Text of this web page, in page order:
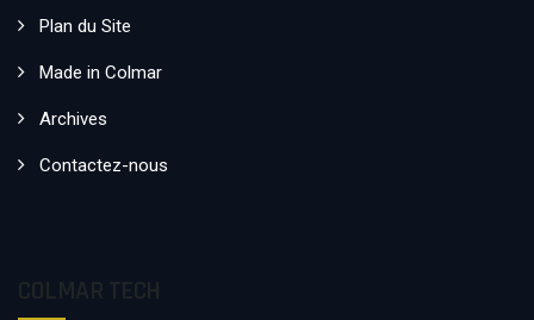
Plan du Site
Made in Colmar
Archives
Contactez-nous